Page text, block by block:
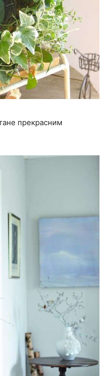
прекрасним